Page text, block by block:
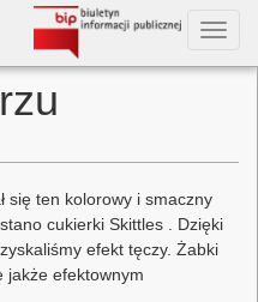
się ten kolorowy i smaczny
cukierki Skittles . Dzięki
efekt tęczy. Żabki
jakże efektownym